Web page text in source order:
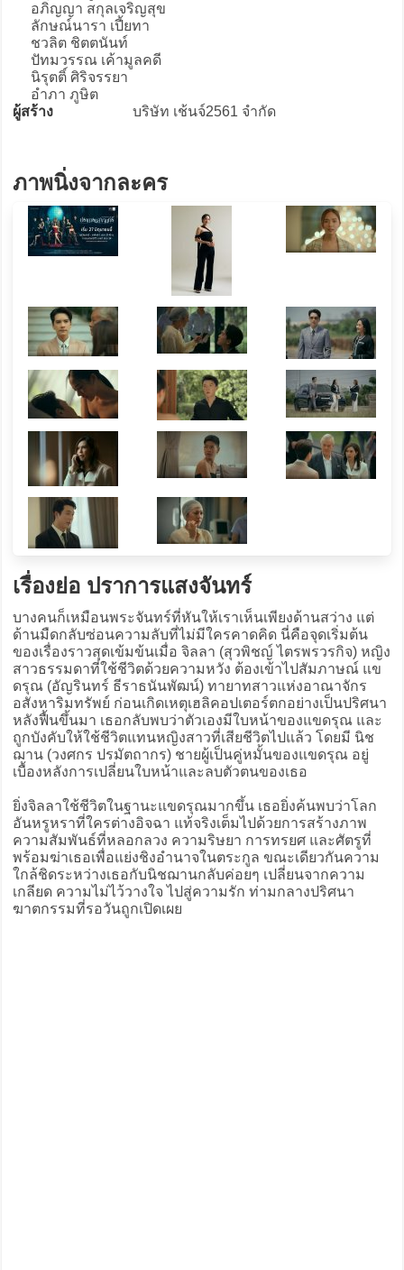
อภิญญา สกุลเจริญสุข
ลักษณ์นารา เปี้ยทา
ชวลิต ชิตตนันท์
ปัทมวรรณ เค้ามูลคดี
นิรุตติ์ ศิริจรรยา
อำภา ภูษิต
ผู้สร้าง
บริษัท เช้นจ์2561 จำกัด
ภาพนิ่งจากละคร
เรื่องย่อ ปราการแสงจันทร์
บางคนก็เหมือนพระจันทร์ที่หันให้เราเห็นเพียงด้านสว่าง แต่
ด้านมืดกลับซ่อนความลับที่ไม่มีใครคาดคิด นี่คือจุดเริ่มต้น
ของเรื่องราวสุดเข้มข้นเมื่อ จิลลา (สุวพิชญ์ ไตรพรวรกิจ) หญิง
สาวธรรมดาที่ใช้ชีวิตด้วยความหวัง ต้องเข้าไปสัมภาษณ์ แข
ดรุณ (อัญรินทร์ ธีราธนันพัฒน์) ทายาทสาวแห่งอาณาจักร
อสังหาริมทรัพย์ ก่อนเกิดเหตุเฮลิคอปเตอร์ตกอย่างเป็นปริศนา
หลังฟื้นขึ้นมา เธอกลับพบว่าตัวเองมีใบหน้าของแขดรุณ และ
ถูกบังคับให้ใช้ชีวิตแทนหญิงสาวที่เสียชีวิตไปแล้ว โดยมี นิช
ฌาน (วงศกร ปรมัตถากร) ชายผู้เป็นคู่หมั้นของแขดรุณ อยู่
เบื้องหลังการเปลี่ยนใบหน้าและลบตัวตนของเธอ
ยิ่งจิลลาใช้ชีวิตในฐานะแขดรุณมากขึ้น เธอยิ่งค้นพบว่าโลก
อันหรูหราที่ใครต่างอิจฉา แท้จริงเต็มไปด้วยการสร้างภาพ
ความสัมพันธ์ที่หลอกลวง ความริษยา การทรยศ และศัตรูที่
พร้อมฆ่าเธอเพื่อแย่งชิงอำนาจในตระกูล ขณะเดียวกันความ
ใกล้ชิดระหว่างเธอกับนิชฌานกลับค่อยๆ เปลี่ยนจากความ
เกลียด ความไม่ไว้วางใจ ไปสู่ความรัก ท่ามกลางปริศนา
ฆาตกรรมที่รอวันถูกเปิดเผย